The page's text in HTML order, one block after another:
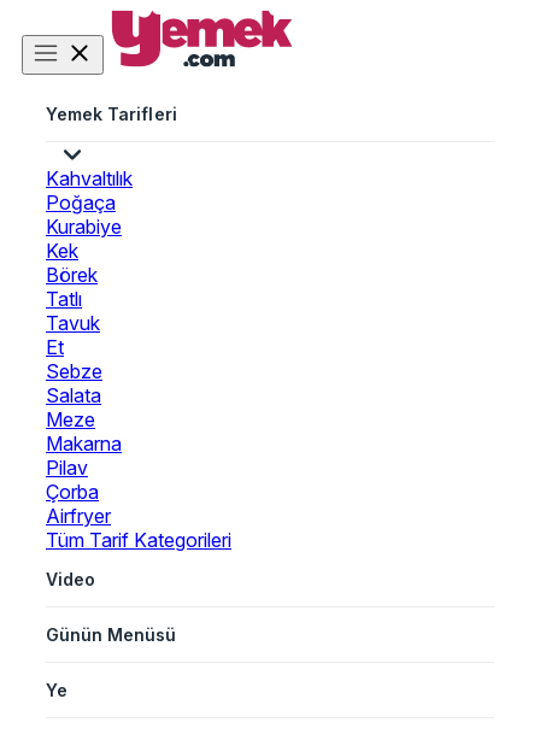
Yemek Tarifleri
Kahvaltılık
Poğaça
Kurabiye
Kek
Börek
Tatlı
Tavuk
Et
Sebze
Salata
Meze
Makarna
Pilav
Çorba
Airfryer
Tüm Tarif Kategorileri
Video
Günün Menüsü
Ye